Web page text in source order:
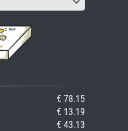
€ 78.15
€ 13.19
€ 43.13